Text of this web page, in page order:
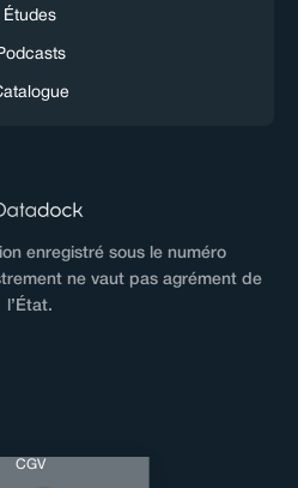
Études
enregistré sous le numéro
ne vaut pas agrément de
l’État.
CGV